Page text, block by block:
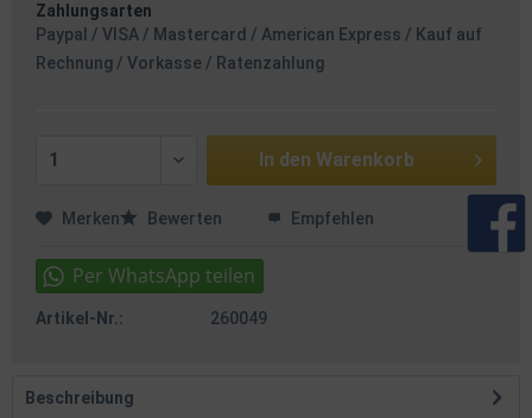
Zahlungsarten
Paypal / VISA / Mastercard / American Express / Kauf auf
Rechnung / Vorkasse / Ratenzahlung
In den Warenkorb
Merken Bewerten Empfehlen
Artikel-Nr.: 260049
Beschreibung